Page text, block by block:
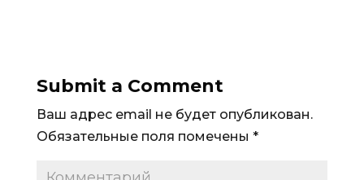
Submit a Comment
Ваш адрес email не будет опубликован.
Обязательные поля помечены *